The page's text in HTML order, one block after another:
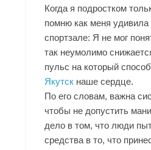
Когда я подростком
помню как меня удивила
спортзале: Я не мог
так неумолимо
пульс на который
Якутск наше сердце.
По его словам, важна
чтобы не допустить
дело в том, что люди
средства в то, что